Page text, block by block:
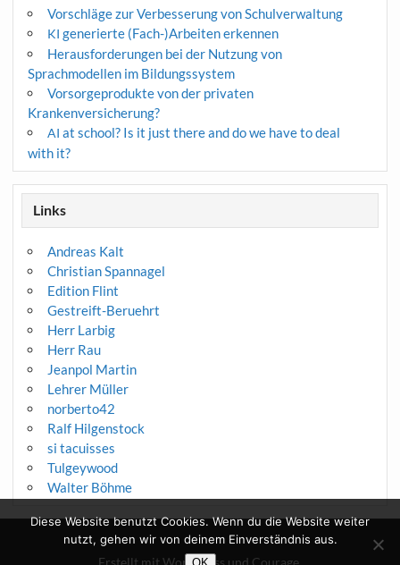
Vorschläge zur Verbesserung von Schulverwaltung
KI generierte (Fach-)Arbeiten erkennen
Herausforderungen bei der Nutzung von
Sprachmodellen im Bildungssystem
Vorsorgeprodukte von der privaten
Krankenversicherung?
AI at school? Is it just there and do we have to deal
with it?
Links
Andreas Kalt
Christian Spannagel
Edition Flint
Gestreift-Beruehrt
Herr Larbig
Herr Rau
Jeanpol Martin
Lehrer Müller
norberto42
Ralf Hilgenstock
si tacuisses
Tulgeywood
Walter Böhme
Erstellt mitWordPress und Courage
Diese Website benutzt Cookies. Wenn du die Website weiter
nutzt, gehen wir von deinem Einverständnis aus.